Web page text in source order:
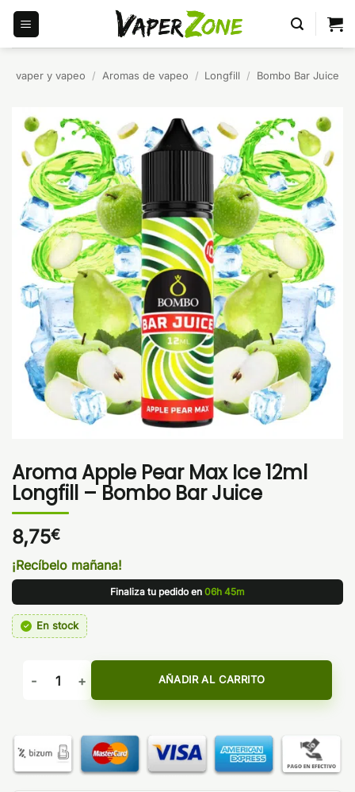
Saltar
contenido
vaper y vapeo / Aromas de vapeo / Longfill / Bombo Bar Juice
Aroma Apple Pear Max Ice 12ml
Longfill – Bombo Bar Juice
8,75€
¡Recíbelo mañana!
Finaliza tu pedido en 06h 45m
En stock
Aroma Apple Pear Max Ice 12ml Longfill - Bombo Bar Juice
AÑADIR AL CARRITO